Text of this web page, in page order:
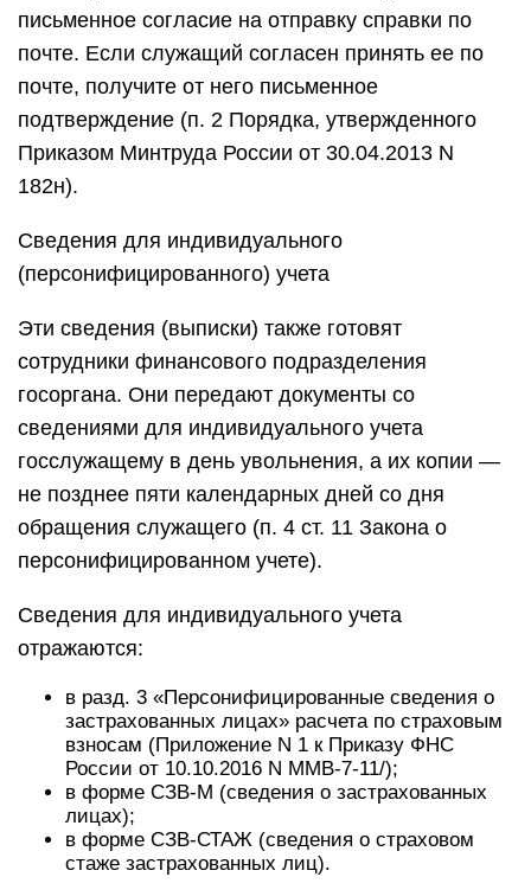
письменное согласие на отправку справки по
почте. Если служащий согласен принять ее по
почте, получите от него письменное
подтверждение (п. 2 Порядка, утвержденного
Приказом Минтруда России от 30.04.2013 N
182н).
Сведения для индивидуального
(персонифицированного) учета
Эти сведения (выписки) также готовят
сотрудники финансового подразделения
госоргана. Они передают документы со
сведениями для индивидуального учета
госслужащему в день увольнения, а их копии —
не позднее пяти календарных дней со дня
обращения служащего (п. 4 ст. 11 Закона о
персонифицированном учете).
Сведения для индивидуального учета
отражаются:
в разд. 3 «Персонифицированные сведения о
застрахованных лицах» расчета по страховым
взносам (Приложение N 1 к Приказу ФНС
России от 10.10.2016 N ММВ-7-11/);
в форме СЗВ-М (сведения о застрахованных
лицах);
в форме СЗВ-СТАЖ (сведения о страховом
стаже застрахованных лиц).